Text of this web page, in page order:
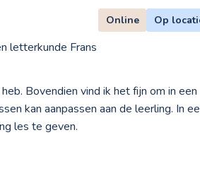
Online Op
letterkunde Frans
Bovendien vind ik het fijn om in een
kan aanpassen aan de leerling. In
les te geven.